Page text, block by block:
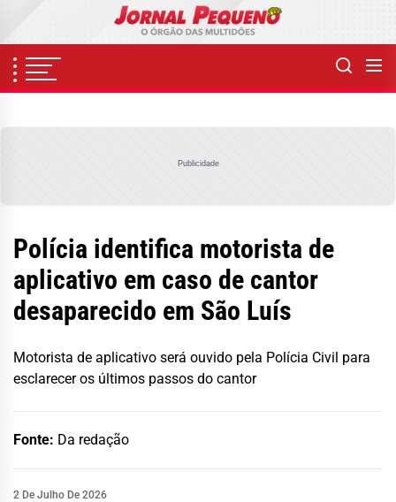
content
Publicidade
Polícia identifica motorista de
aplicativo em caso de cantor
desaparecido em São Luís
Motorista de aplicativo será ouvido pela Polícia Civil para
esclarecer os últimos passos do cantor
Fonte: Da redação
2 De Julho De 2026